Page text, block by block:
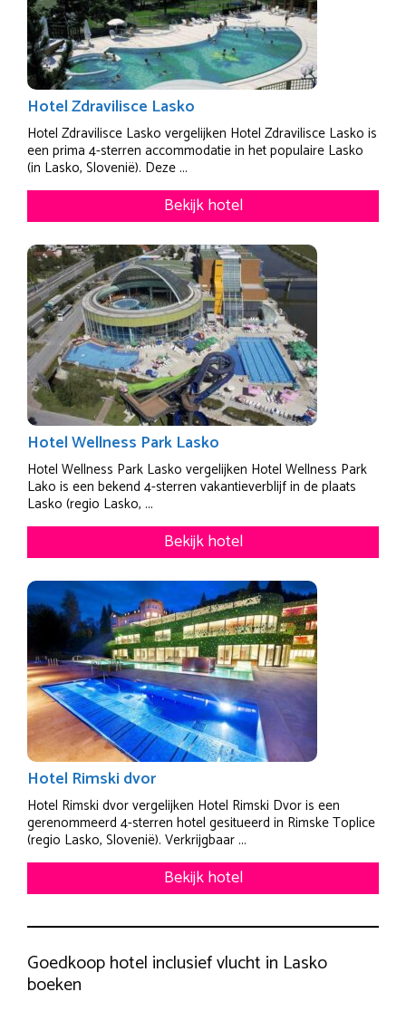
Hotel Zdravilisce Lasko
Hotel Zdravilisce Lasko vergelijken Hotel Zdravilisce Lasko is
een prima 4-sterren accommodatie in het populaire Lasko
(in Lasko, Slovenië). Deze ...
Bekijk hotel
Hotel Wellness Park Lasko
Hotel Wellness Park Lasko vergelijken Hotel Wellness Park
Lako is een bekend 4-sterren vakantieverblijf in de plaats
Lasko (regio Lasko, ...
Bekijk hotel
Hotel Rimski dvor
Hotel Rimski dvor vergelijken Hotel Rimski Dvor is een
gerenommeerd 4-sterren hotel gesitueerd in Rimske Toplice
(regio Lasko, Slovenië). Verkrijgbaar ...
Bekijk hotel
Goedkoop hotel inclusief vlucht in Lasko
boeken